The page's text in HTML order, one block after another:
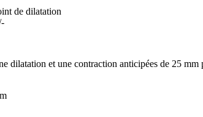
de dilatation
dilatation et une contraction anticipées de 25 mm